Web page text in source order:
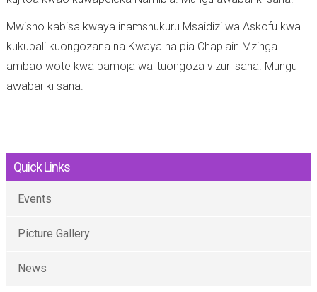
Mwisho kabisa kwaya inamshukuru Msaidizi wa Askofu kwa
kukubali kuongozana na Kwaya na pia Chaplain Mzinga
ambao wote kwa pamoja walituongoza vizuri sana. Mungu
awabariki sana.
Quick Links
Events
Picture Gallery
News